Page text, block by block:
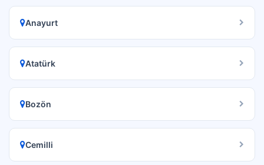
Anayurt
Atatürk
Bozön
Cemilli